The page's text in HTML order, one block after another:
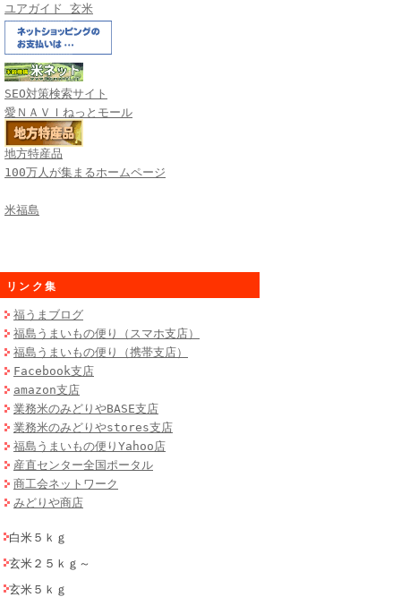
ユアガイド 玄米
SEO対策検索サイト
愛ＮＡＶＩねっとモール
地方特産品
100万人が集まるホームページ
米福島
リンク集
福うまブログ
福島うまいもの便り（スマホ支店）
福島うまいもの便り（携帯支店）
Facebook支店
amazon支店
業務米のみどりやBASE支店
業務米のみどりやstores支店
福島うまいもの便りYahoo店
産直センター全国ポータル
商工会ネットワーク
みどりや商店
白米５ｋｇ
玄米２５ｋｇ～
玄米５ｋｇ